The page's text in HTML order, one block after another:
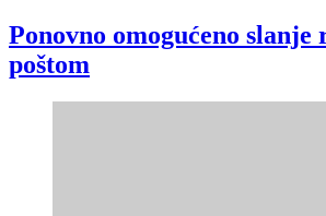
Ponovno omogućeno slanje
poštom